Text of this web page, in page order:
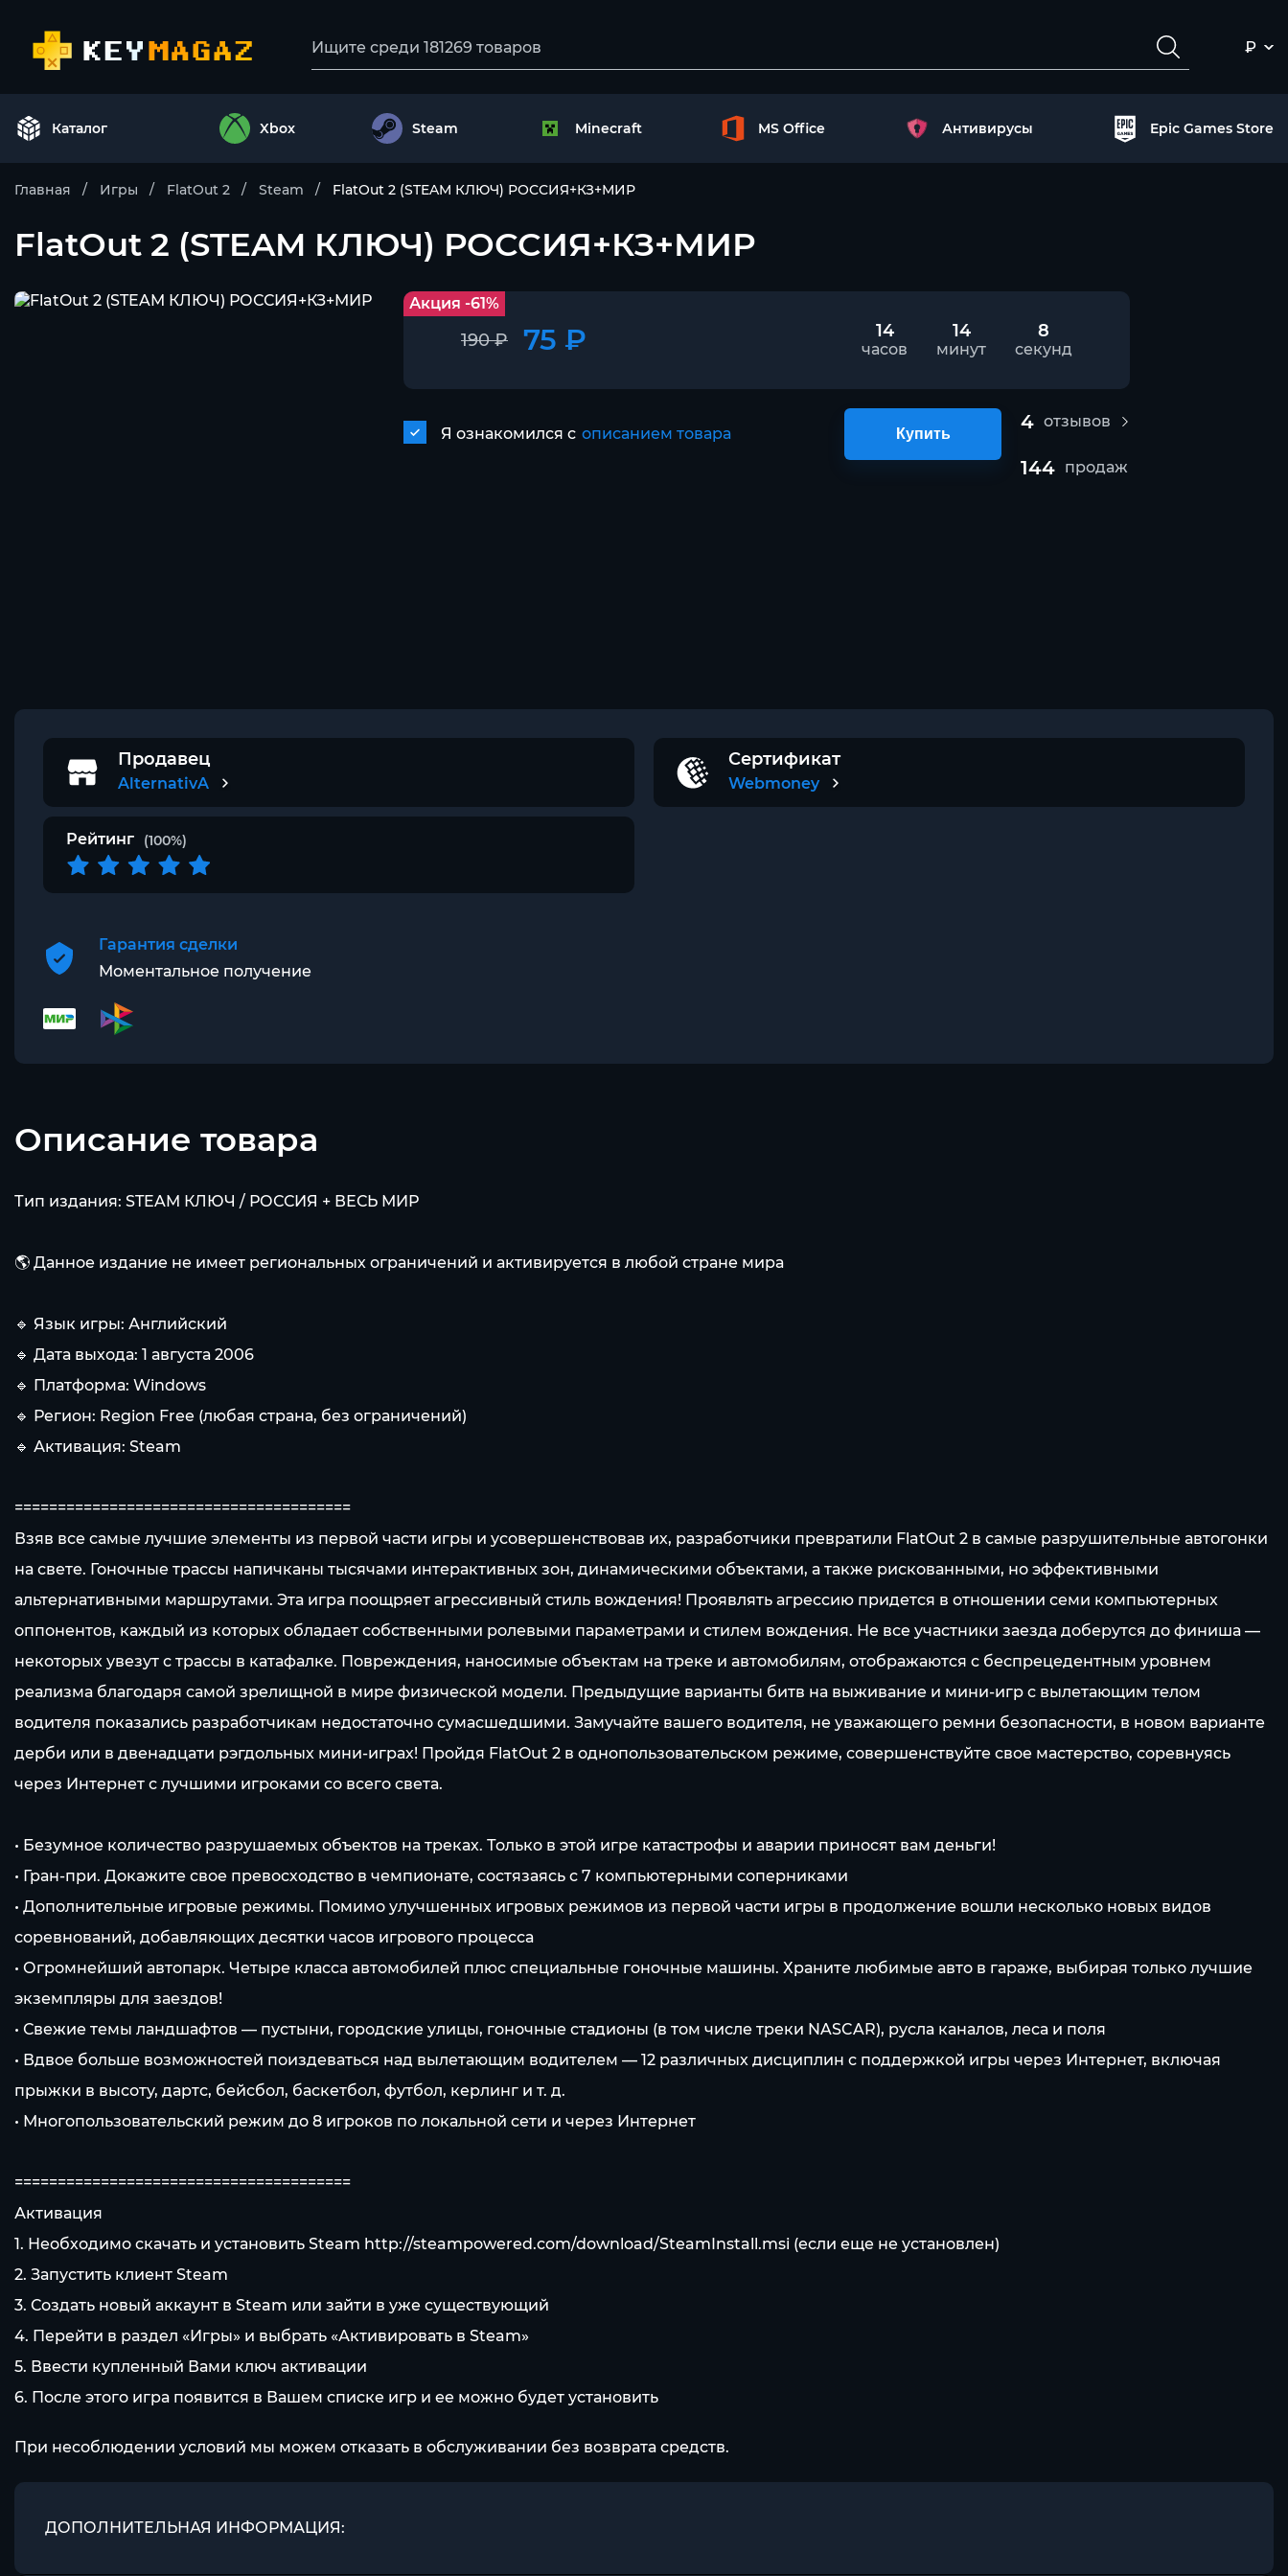
₽
Каталог Xbox Steam Minecraft MS Office Антивирусы Epic Games Store
Главная Игры FlatOut 2 Steam FlatOut 2 (STEAM КЛЮЧ) РОССИЯ+КЗ+МИР
FlatOut 2 (STEAM КЛЮЧ) РОССИЯ+КЗ+МИР
Акция -61%
190 ₽ 75 ₽ 14
часов
14
минут
7
секунд
Я ознакомился с описанием товара Купить
4 отзывов
144 продаж
Продавец
AlternativA
Сертификат
Webmoney
Рейтинг (100%)
Гарантия сделки
Моментальное получение
Описание товара
Тип издания: STEAM КЛЮЧ / РОССИЯ + ВЕСЬ МИР
🌎 Данное издание не имеет региональных ограничений и активируется в любой стране мира
🔹 Язык игры: Английский
🔹 Дата выхода: 1 августа 2006
🔹 Платформа: Windows
🔹 Регион: Region Free (любая страна, без ограничений)
🔹 Активация: Steam
=======================================
Взяв все самые лучшие элементы из первой части игры и усовершенствовав их, разработчики превратили FlatOut 2 в самые разрушительные автогонки
на свете. Гоночные трассы напичканы тысячами интерактивных зон, динамическими объектами, а также рискованными, но эффективными
альтернативными маршрутами. Эта игра поощряет агрессивный стиль вождения! Проявлять агрессию придется в отношении семи компьютерных
оппонентов, каждый из которых обладает собственными ролевыми параметрами и стилем вождения. Не все участники заезда доберутся до финиша —
некоторых увезут с трассы в катафалке. Повреждения, наносимые объектам на треке и автомобилям, отображаются с беспрецедентным уровнем
реализма благодаря самой зрелищной в мире физической модели. Предыдущие варианты битв на выживание и мини-игр с вылетающим телом
водителя показались разработчикам недостаточно сумасшедшими. Замучайте вашего водителя, не уважающего ремни безопасности, в новом варианте
дерби или в двенадцати рэгдольных мини-играх! Пройдя FlatOut 2 в однопользовательском режиме, совершенствуйте свое мастерство, соревнуясь
через Интернет с лучшими игроками со всего света.
• Безумное количество разрушаемых объектов на треках. Только в этой игре катастрофы и аварии приносят вам деньги!
• Гран-при. Докажите свое превосходство в чемпионате, состязаясь с 7 компьютерными соперниками
• Дополнительные игровые режимы. Помимо улучшенных игровых режимов из первой части игры в продолжение вошли несколько новых видов
соревнований, добавляющих десятки часов игрового процесса
• Огромнейший автопарк. Четыре класса автомобилей плюс специальные гоночные машины. Храните любимые авто в гараже, выбирая только лучшие
экземпляры для заездов!
• Свежие темы ландшафтов — пустыни, городские улицы, гоночные стадионы (в том числе треки NASCAR), русла каналов, леса и поля
• Вдвое больше возможностей поиздеваться над вылетающим водителем — 12 различных дисциплин с поддержкой игры через Интернет, включая
прыжки в высоту, дартс, бейсбол, баскетбол, футбол, керлинг и т. д.
• Многопользовательский режим до 8 игроков по локальной сети и через Интернет
=======================================
Активация
1. Необходимо скачать и установить Steam http://steampowered.com/download/SteamInstall.msi (если еще не установлен)
2. Запустить клиент Steam
3. Создать новый аккаунт в Steam или зайти в уже существующий
4. Перейти в раздел «Игры» и выбрать «Активировать в Steam»
5. Ввести купленный Вами ключ активации
6. После этого игра появится в Вашем списке игр и ее можно будет установить
При несоблюдении условий мы можем отказать в обслуживании без возврата средств.
ДОПОЛНИТЕЛЬНАЯ ИНФОРМАЦИЯ: